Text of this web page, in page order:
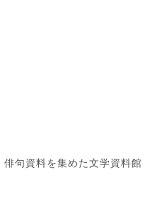
俳句資料を集めた文学資料館